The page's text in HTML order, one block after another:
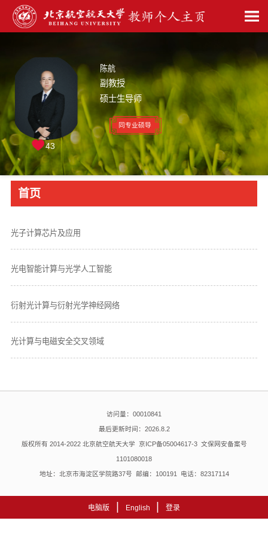
陈航
副教授
硕士生导师
同专业硕导
43
首页
光子计算芯片及应用
光电智能计算与光学人工智能
衍射光计算与衍射光学神经网络
光计算与电磁安全交叉领域
访问量： 00010841
最后更新时间： 2026. 8. 2
版权所有 2014-2022 北京航空航天大学 京ICP备05004617-3 文保网安备案号
1101080018
地址：北京市海淀区学院路37号 邮编：100191 电话：82317114
电脑版 English 登录